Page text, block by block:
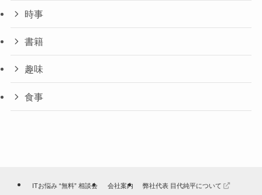
時事
書籍
趣味
食事
ITお悩み “無料” 相談会 会社案内 弊社代表 目代純平について